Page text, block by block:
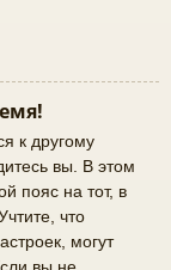
к другому
вы. В этом
пояс на тот, в
что
могут